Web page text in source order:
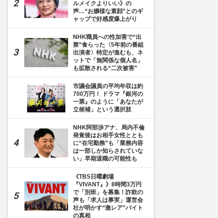
ルメイクよりいい》の
声…“お嬢様な素顔”とのギ
ャップで好感度爆上がり
NHK職員への性加害で“出
禁”食らった〈5年前の番組
出演者〉特定が進むも、ネ
ットで「無関係な個人名」
も拡散される“二次被害”
市議会議員の平均年収は約
700万円！ ドラマ『銀河の
一票』のように「あなたが
立候補」という選択肢
NHK阿部渉アナ、局内不倫
発覚後はお相手女性ととも
に“在宅勤務”も「業務内容
は一部しか知らされていな
い」早期退職の可能性も
《TBS日曜劇場
『VIVANT』》8時間3万円
で「別班」を募集！詐欺の
声も「求人は事実」運営会
社が明かす“激レア”バイト
の真相